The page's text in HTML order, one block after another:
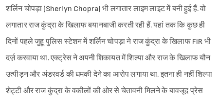
शर्लिन चोपड़ा (Sherlyn Chopra) भी लगातार लाइम लाइट में बनी हुई हैं. वो
लगातार राज कुंद्रा के खिलाफ बयानबाजी करती रही हैं. यहां तक कि कुछ ही
दिनों पहले जुहू पुलिस स्टेशन में शर्लिन चोपड़ा ने राज कुंद्रा के खिलाफ FIR भी
दर्ज़ करवाया था. एक्ट्रेस ने अपनी शिकायत में शिल्पा और राज के खिलाफ यौन
उत्पीड़न और अंडरवर्ड की धमकी देने का आरोप लगाया था. इतना ही नहीं शिल्पा
शेट्टी और राज कुंद्रा के वकीलों की ओर से चेतावनी मिलने के बावजूद प्रेस